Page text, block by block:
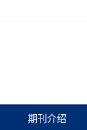
期刊介绍